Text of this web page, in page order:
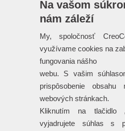
Reklamné predmety s
potlačou
Dáždniky
Tašky
Hračky
Klobúky
Na vašom
nám záleží
My, spoločnosť
využívame cookies na
fungovania nášho
webu. S vašim
prispôsobenie obsahu
webových stránkach.
Kliknutím na tlačidlo
vyjadrujete súhlas s